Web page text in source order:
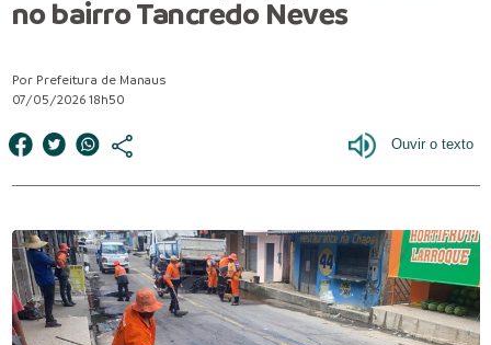
no bairro Tancredo Neves
Por Prefeitura de Manaus
07/05/2026 18h50